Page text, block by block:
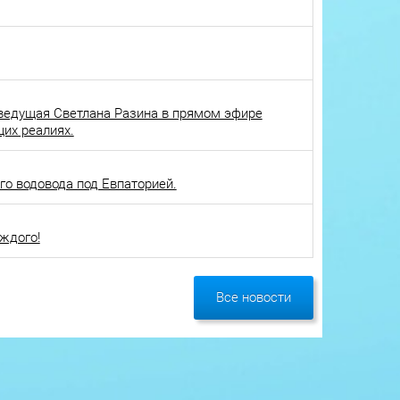
Светлана Разина в прямом эфире
реалиях.
водовода под Евпаторией.
Все новости